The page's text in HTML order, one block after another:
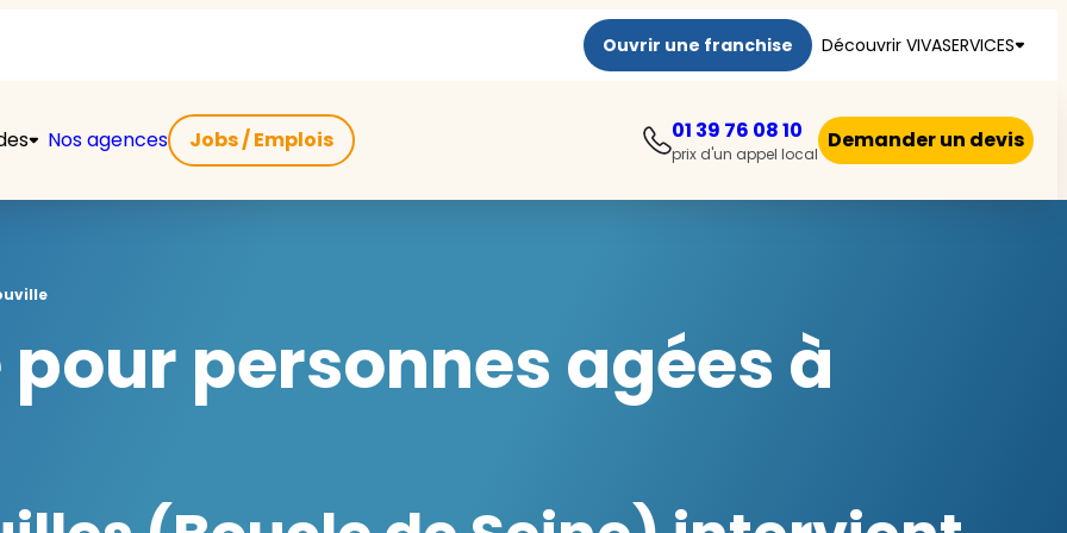
Ouvrir une franchise Découvrir VIVASERVICES
Nos agences Jobs / Emplois 01 39 76 08 10
prix d'un appel local
Demander un devis
personnes agées à